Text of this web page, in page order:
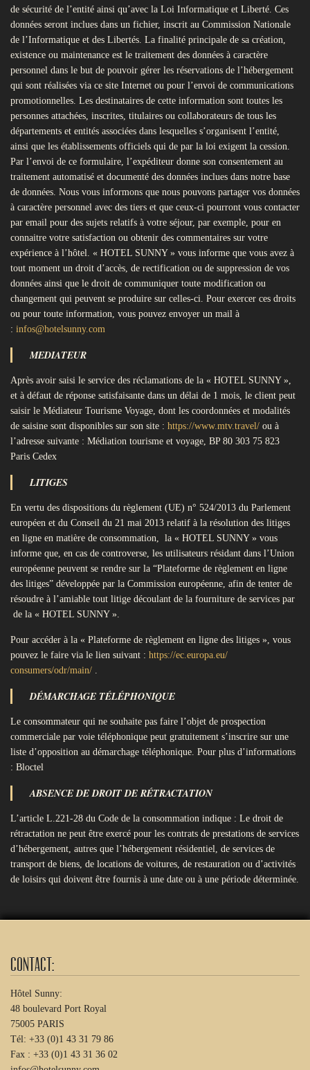
de sécurité de l’entité ainsi qu’avec la Loi Informatique et Liberté. Ces
données seront inclues dans un fichier, inscrit au Commission Nationale
de l’Informatique et des Libertés. La finalité principale de sa création,
existence ou maintenance est le traitement des données à caractère
personnel dans le but de pouvoir gérer les réservations de l’hébergement
qui sont réalisées via ce site Internet ou pour l’envoi de communications
promotionnelles. Les destinataires de cette information sont toutes les
personnes attachées, inscrites, titulaires ou collaborateurs de tous les
départements et entités associées dans lesquelles s’organisent l’entité,
ainsi que les établissements officiels qui de par la loi exigent la cession.
Par l’envoi de ce formulaire, l’expéditeur donne son consentement au
traitement automatisé et documenté des données inclues dans notre base
de données. Nous vous informons que nous pouvons partager vos données
à caractère personnel avec des tiers et que ceux-ci pourront vous contacter
par email pour des sujets relatifs à votre séjour, par exemple, pour en
connaitre votre satisfaction ou obtenir des commentaires sur votre
expérience à l’hôtel. « HOTEL SUNNY » vous informe que vous avez à
tout moment un droit d’accès, de rectification ou de suppression de vos
données ainsi que le droit de communiquer toute modification ou
changement qui peuvent se produire sur celles-ci. Pour exercer ces droits
ou pour toute information, vous pouvez envoyer un mail à
: infos@hotelsunny.com
MEDIATEUR
Après avoir saisi le service des réclamations de la « HOTEL SUNNY »,
et à défaut de réponse satisfaisante dans un délai de 1 mois, le client peut
saisir le Médiateur Tourisme Voyage, dont les coordonnées et modalités
de saisine sont disponibles sur son site : https://www.mtv.travel/ ou à
l’adresse suivante : Médiation tourisme et voyage, BP 80 303 75 823
Paris Cedex
LITIGES
En vertu des dispositions du règlement (UE) n° 524/2013 du Parlement
européen et du Conseil du 21 mai 2013 relatif à la résolution des litiges
en ligne en matière de consommation, la « HOTEL SUNNY » vous
informe que, en cas de controverse, les utilisateurs résidant dans l’Union
européenne peuvent se rendre sur la “Plateforme de règlement en ligne
des litiges” développée par la Commission européenne, afin de tenter de
résoudre à l’amiable tout litige découlant de la fourniture de services par
de la « HOTEL SUNNY ».
Pour accéder à la « Plateforme de règlement en ligne des litiges », vous
pouvez le faire via le lien suivant : https://ec.europa.eu/
consumers/odr/main/
DÉMARCHAGE TÉLÉPHONIQUE
Le consommateur qui ne souhaite pas faire l’objet de prospection
commerciale par voie téléphonique peut gratuitement s’inscrire sur une
liste d’opposition au démarchage téléphonique. Pour plus d’informations
: Bloctel
ABSENCE DE DROIT DE RÉTRACTATION
L’article L.221-28 du Code de la consommation indique : Le droit de
rétractation ne peut être exercé pour les contrats de prestations de services
d’hébergement, autres que l’hébergement résidentiel, de services de
transport de biens, de locations de voitures, de restauration ou d’activités
de loisirs qui doivent être fournis à une date ou à une période déterminée.
Contact:
Hôtel Sunny:
48 boulevard Port Royal
75005 PARIS
Tél: +33 (0)1 43 31 79 86
Fax : +33 (0)1 43 31 36 02